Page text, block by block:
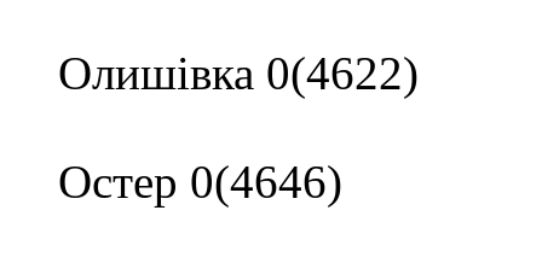
Олишівка 0(4622)
Остер 0(4646)